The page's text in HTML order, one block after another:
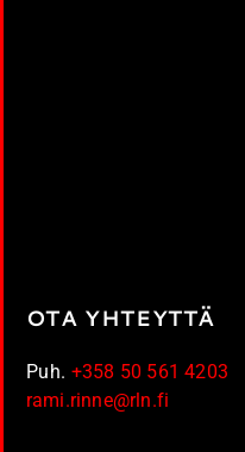
OTA YHTEYTTÄ
Puh. +358 50 561 4203
rami.rinne@rln.fi